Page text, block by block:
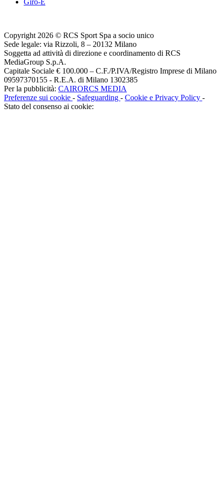
Giro-E
Copyright 2026 © RCS Sport Spa a socio unico
Sede legale: via Rizzoli, 8 – 20132 Milano
Soggetta ad attività di direzione e coordinamento di RCS
MediaGroup S.p.A.
Capitale Sociale € 100.000 – C.F./P.IVA/Registro Imprese di Milano
09597370155 - R.E.A. di Milano 1302385
Per la pubblicità: CAIRORCS MEDIA
Preferenze sui cookie - Safeguarding - Cookie e Privacy Policy -
Stato del consenso ai cookie: